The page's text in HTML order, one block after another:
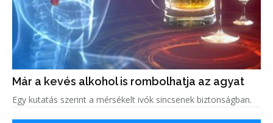
Már a kevés alkohol is rombolhatja az agyat
Egy kutatás szerint a mérsékelt ivók sincsenek biztonságban.